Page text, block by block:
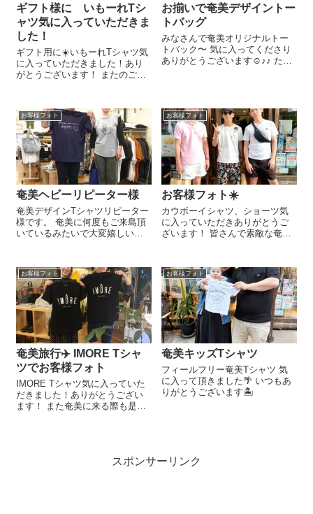
ギフト様に いもーれTシ
ャツ気に入っていただきま
した！
ギフト用に☀️いもーれTシャツ気
に入っていただきました！あり
がとうございます！ またのご来
お揃いで奄美デザイントー
トバッグ
みなさんで奄美オリジナルトー
トバック〜 気に入ってくださり
ありがとうございます☺︎︎︎︎♪♪ たく
お客様フォト
奄美ヘビーリピーター様
奄美デザインTシャツリピーター
様です。 奄美に何度もご来島頂
いているみたいで大変嬉しいで
お客様フォト
お客様フォト☀️
カウボーイシャツ、ショーツ気
に入っていただきありがとうご
ざいます！ 皆さんで素敵な奄美
お客様フォト
奄美旅行✈️ IMORE Tシャ
ツでお客様フォト
IMORE Tシャツ気に入っていた
だきました！ありがとうござい
ます！ また奄美に来る際も是非
お客様フォト
奄美キッズTシャツ
フィールフリー奄美Tシャツ 気
に入って頂きました🌴 いつもあ
りがとうございます🏝
スポンサーリンク